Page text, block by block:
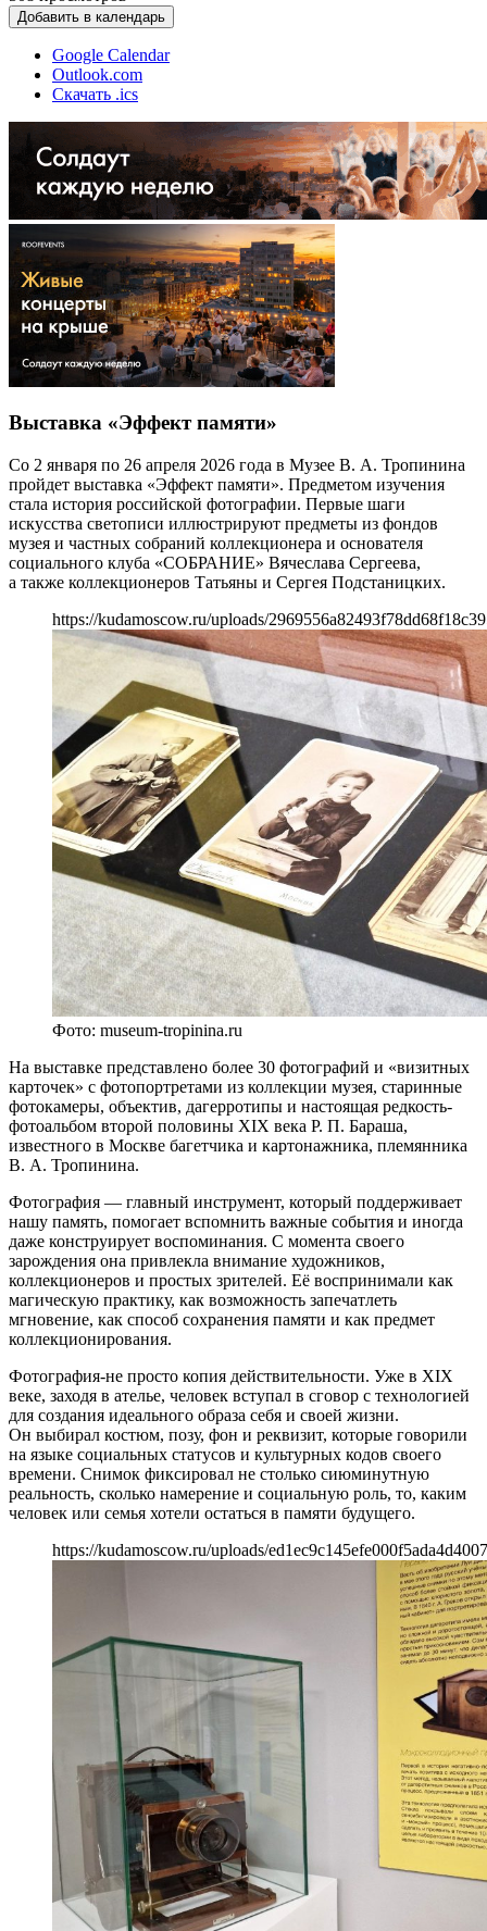
Добавить в календарь
Google Calendar
Outlook.com
Скачать .ics
Выставка «Эффект памяти»
Со 2 января по 26 апреля 2026 года в Музее В. А. Тропинина
пройдет выставка «Эффект памяти». Предметом изучения
стала история российской фотографии. Первые шаги
искусства светописи иллюстрируют предметы из фондов
музея и частных собраний коллекционера и основателя
социального клуба «СОБРАНИЕ» Вячеслава Сергеева,
а также коллекционеров Татьяны и Сергея Подстаницких.
https://kudamoscow.ru/uploads/
Фото: museum-tropinina.ru
На выставке представлено более 30 фотографий и «визитных
карточек» с фотопортретами из коллекции музея, старинные
фотокамеры, объектив, дагерротипы и настоящая редкость-
фотоальбом второй половины XIX века Р. П. Бараша,
известного в Москве багетчика и картонажника, племянника
В. А. Тропинина.
Фотография — главный инструмент, который поддерживает
нашу память, помогает вспомнить важные события и иногда
даже конструирует воспоминания. С момента своего
зарождения она привлекла внимание художников,
коллекционеров и простых зрителей. Её воспринимали как
магическую практику, как возможность запечатлеть
мгновение, как способ сохранения памяти и как предмет
коллекционирования.
Фотография-не просто копия действительности. Уже в XIX
веке, заходя в ателье, человек вступал в сговор с технологией
для создания идеального образа себя и своей жизни.
Он выбирал костюм, позу, фон и реквизит, которые говорили
на языке социальных статусов и культурных кодов своего
времени. Снимок фиксировал не столько сиюминутную
реальность, сколько намерение и социальную роль, то, каким
человек или семья хотели остаться в памяти будущего.
https://kudamoscow.ru/uploads/